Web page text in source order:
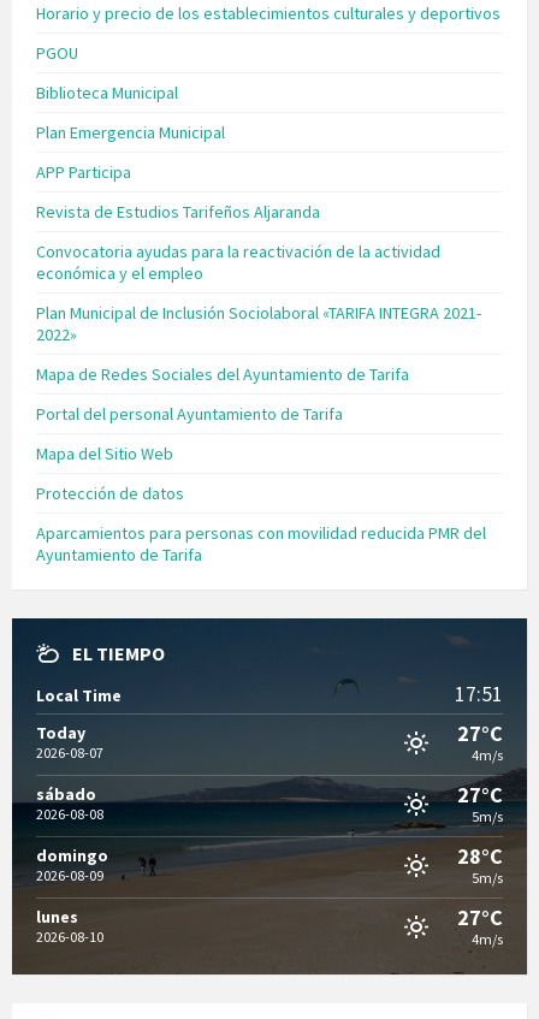
Horario y precio de los establecimientos culturales y deportivos
PGOU
Biblioteca Municipal
Plan Emergencia Municipal
APP Participa
Revista de Estudios Tarifeños Aljaranda
Convocatoria ayudas para la reactivación de la actividad
económica y el empleo
Plan Municipal de Inclusión Sociolaboral «TARIFA INTEGRA 2021-
2022»
Mapa de Redes Sociales del Ayuntamiento de Tarifa
Portal del personal Ayuntamiento de Tarifa
Mapa del Sitio Web
Protección de datos
Aparcamientos para personas con movilidad reducida PMR del
Ayuntamiento de Tarifa
EL TIEMPO
Local Time 17:51
Today
2026-08-07
27°C
4m/s
sábado
2026-08-08
27°C
5m/s
domingo
2026-08-09
28°C
5m/s
lunes
2026-08-10
27°C
4m/s